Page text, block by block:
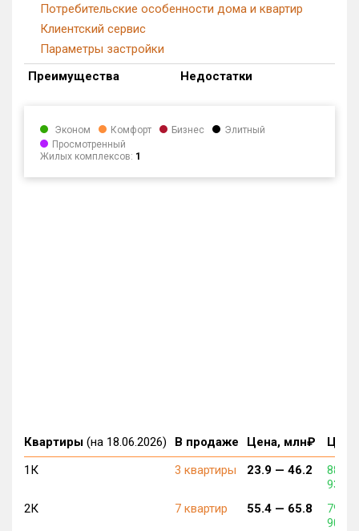
Потребительские особенности дома и квартир
Клиентский сервис
Параметры застройки
Преимущества
Недостатки
Эконом Комфорт Бизнес
Элитный
Просмотренный
Жилых комплексов: 1
Квартиры (на 18.06.2026) В продаже Цена, млн₽
1К
3 квартиры 23.9 — 46.2
886
933
2К
7 квартир 55.4 — 65.8
790
901